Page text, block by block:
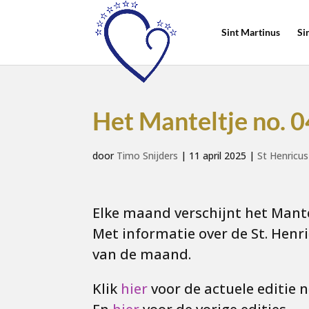
Sint Martinus
Het Manteltje no.
door Timo Snijders | 11 april 2025 |St
Elke maand verschijnt het
Met informatie over de St.
van de maand.
Klik hiervoor de actuele editie